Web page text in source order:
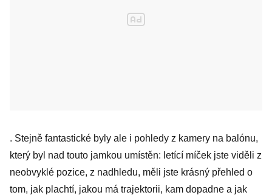
. Stejně fantastické byly ale i pohledy z kamery na balónu,
který byl nad touto jamkou umístěn: letící míček jste viděli z
neobvyklé pozice, z nadhledu, měli jste krásný přehled o
tom, jak plachtí, jakou má trajektorii, kam dopadne a jak